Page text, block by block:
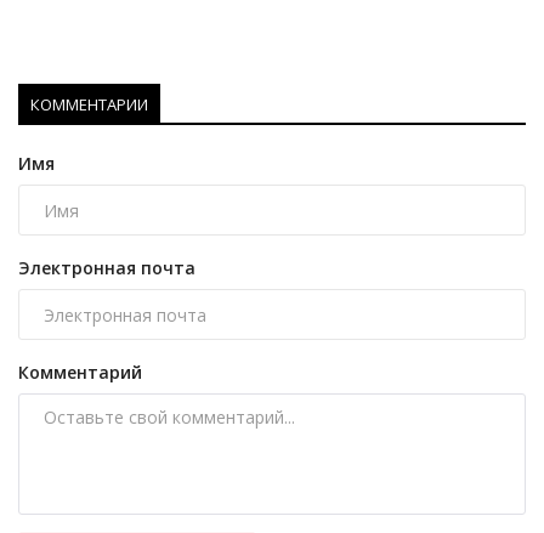
КОММЕНТАРИИ
Имя
Электронная почта
Комментарий